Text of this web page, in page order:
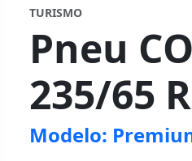
TURISMO
Pneu
235/65
Modelo: